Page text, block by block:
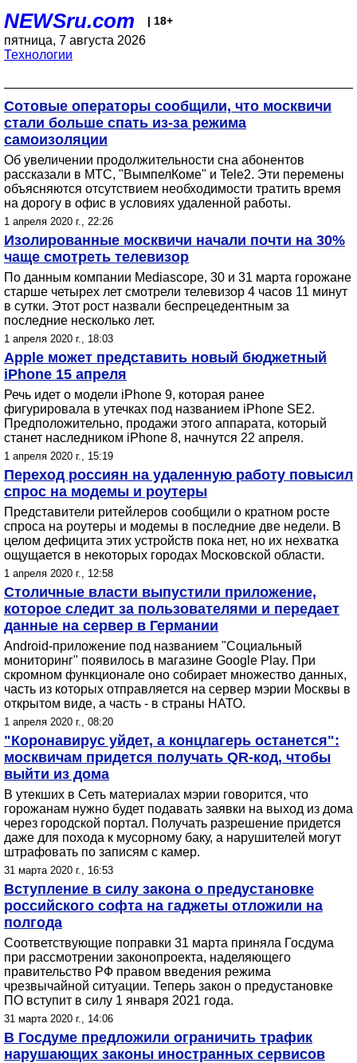
NEWSru.com | 18+
пятница, 7 августа 2026
Технологии
Сотовые операторы сообщили, что москвичи
стали больше спать из-за режима
самоизоляции
Об увеличении продолжительности сна абонентов
рассказали в МТС, "ВымпелКоме" и Tele2. Эти перемены
объясняются отсутствием необходимости тратить время
на дорогу в офис в условиях удаленной работы.
1 апреля 2020 г., 22:26
Изолированные москвичи начали почти на 30%
чаще смотреть телевизор
По данным компании Mediascope, 30 и 31 марта горожане
старше четырех лет смотрели телевизор 4 часов 11 минут
в сутки. Этот рост назвали беспрецедентным за
последние несколько лет.
1 апреля 2020 г., 18:03
Apple может представить новый бюджетный
iPhone 15 апреля
Речь идет о модели iPhone 9, которая ранее
фигурировала в утечках под названием iPhone SE2.
Предположительно, продажи этого аппарата, который
станет наследником iPhone 8, начнутся 22 апреля.
1 апреля 2020 г., 15:19
Переход россиян на удаленную работу повысил
спрос на модемы и роутеры
Представители ритейлеров сообщили о кратном росте
спроса на роутеры и модемы в последние две недели. В
целом дефицита этих устройств пока нет, но их нехватка
ощущается в некоторых городах Московской области.
1 апреля 2020 г., 12:58
Столичные власти выпустили приложение,
которое следит за пользователями и передает
данные на сервер в Германии
Android-приложение под названием "Социальный
мониторинг" появилось в магазине Google Play. При
скромном функционале оно собирает множество данных,
часть из которых отправляется на сервер мэрии Москвы в
открытом виде, а часть - в страны НАТО.
1 апреля 2020 г., 08:20
"Коронавирус уйдет, а концлагерь останется":
москвичам придется получать QR-код, чтобы
выйти из дома
В утекших в Сеть материалах мэрии говорится, что
горожанам нужно будет подавать заявки на выход из дома
через городской портал. Получать разрешение придется
даже для похода к мусорному баку, а нарушителей могут
штрафовать по записям с камер.
31 марта 2020 г., 16:53
Вступление в силу закона о предустановке
российского софта на гаджеты отложили на
полгода
Cоответствующие поправки 31 марта приняла Госдума
при рассмотрении законопроекта, наделяющего
правительство РФ правом введения режима
чрезвычайной ситуации. Теперь закон о предустановке
ПО вступит в силу 1 января 2021 года.
31 марта 2020 г., 14:06
В Госдуме предложили ограничить трафик
нарушающих законы иностранных сервисов